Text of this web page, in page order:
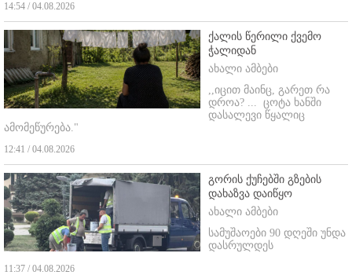
14:54 / 04.08.2026
ქალის წერილი ქვემო
ჭალიდან
ახალი ამბები
,,იცით მაინც, გარეთ რა
დროა? ... ცოტა ხანში
დასალევი წყალიც
ამომეწურება."
12:41 / 04.08.2026
გორის ქუჩებში გზების
დახაზვა დაიწყო
ახალი ამბები
სამუშაოები 90 დღეში უნდა
დასრულდეს
11:37 / 04.08.2026